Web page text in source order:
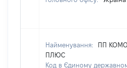
Найменування:
ПП КОМО
ПЛЮС
Код в Єдиному